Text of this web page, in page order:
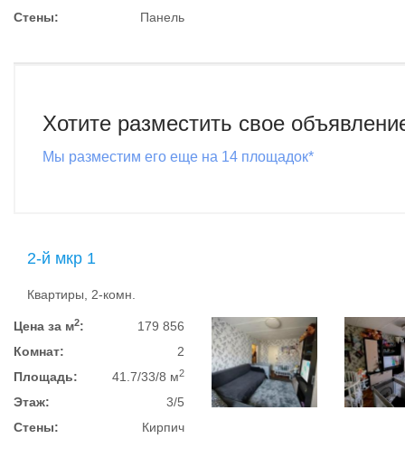
Стены:
Панель
Хотите разместить свое
Мы разместим его еще на 14 площадок*
2-й мкр 1
Квартиры, 2-комн.
Цена за м2:
179 856
Комнат:
2
Площадь:
41.7/33/8 м2
Этаж:
3/5
Стены:
Кирпич